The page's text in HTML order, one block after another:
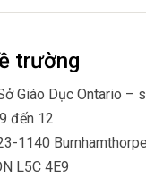
trường
Giáo Dục Ontario –
đến 12
1140 Burnhamthorpe
L5C 4E9